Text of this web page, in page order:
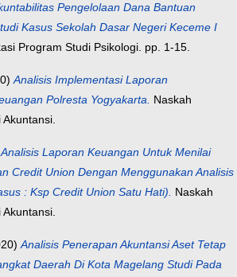
Pengelolaan Dana Bantuan
Kasus Sekolah Dasar Negeri Keceme I
Program Studi Psikologi. pp. 1-15.
Analisis Implementasi Laporan
Polresta Yogyakarta. Naskah
Analisis Laporan Keuangan Untuk Menilai
Credit Union Dengan Menggunakan Analisis
: Ksp Credit Union Satu Hati). Naskah
Analisis Penerapan Akuntansi Aset Tetap
Daerah Di Kota Magelang Studi Pada